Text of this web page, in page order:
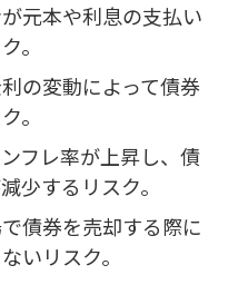
が元本や利息の支払い
。
利の変動によって債券
。
ンフレ率が上昇し、債
少するリスク。
で債券を売却する際に
いリスク。